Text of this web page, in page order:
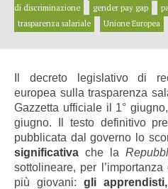
di discriminazione
gender pay gap
trasparenza salariale
Unione Europea
Il decreto legislativo di
europea sulla trasparenza
Gazzetta ufficiale il 1°
giugno. Il testo definitivo
pubblicata dal governo lo
significativa che la
sottolineare, per
più giovani: gli